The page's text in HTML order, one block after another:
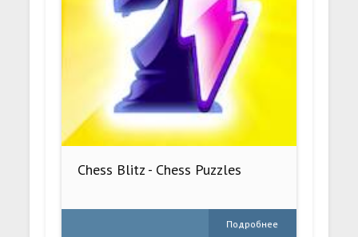
Chess Blitz - Chess Puzzles
Подробнее